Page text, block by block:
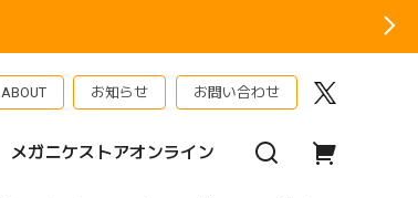
ABOUT お知らせ お問い合わせ
メガニケストアオンライン